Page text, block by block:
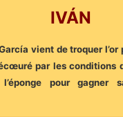
IVÁN
vient de troquer l’or
par les conditions
l’éponge pour